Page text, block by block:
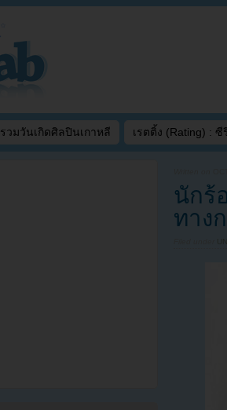
รวมวันเกิดศิลปินเกาหลี เรตติ้ง (Rating) : ซี
นักร้
ทาง